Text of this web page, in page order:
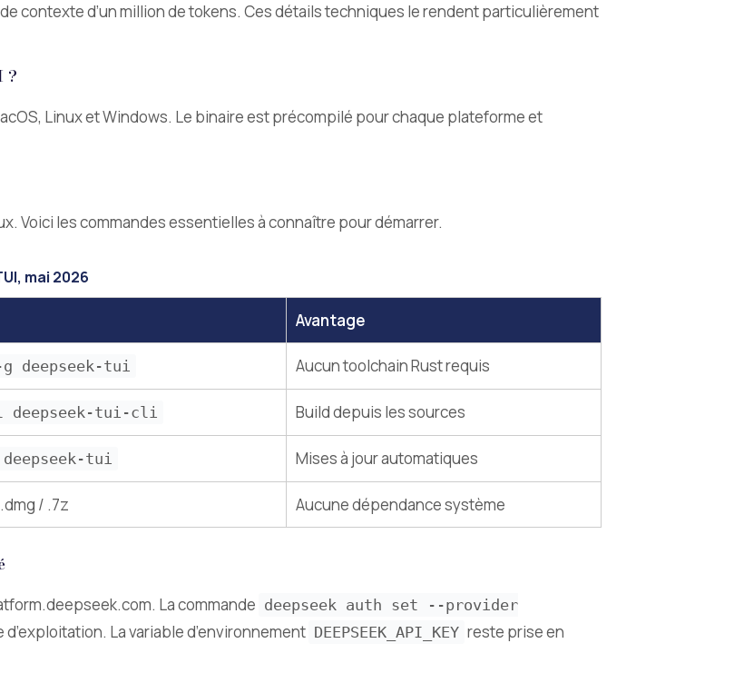
contexte d’un million de tokens. Ces détails techniques le rendent particulièrement
?
Linux et Windows. Le binaire est précompilé pour chaque plateforme et
Voici les commandes essentielles à connaître pour démarrer.
mai 2026
Avantage
deepseek-tui Aucun toolchain Rust requis
deepseek-tui-cli Build depuis les sources
tui Mises à jour automatiques
/ .7z Aucune dépendance système
La commande deepseek auth set --provider
La variable d’environnement DEEPSEEK_API_KEY reste prise en